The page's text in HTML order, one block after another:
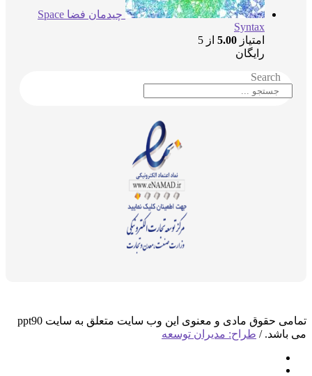
چیدمان فضا Space
Syntax
امتیاز 5.00 از 5
رایگان
Search
تمامی حقوق مادی و معنوی این وب سایت متعلق به سایت ppt90
می باشد. / طراح: مدیران توسعه